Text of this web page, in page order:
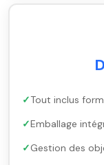
Tout inclus
Emballage
Gestion des